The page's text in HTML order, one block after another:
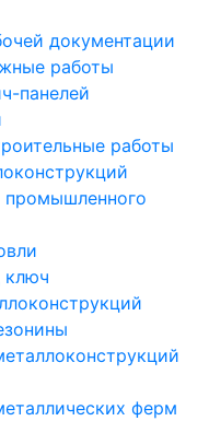
документации
работы
панелей
работы
промышленного
ключ
ферм